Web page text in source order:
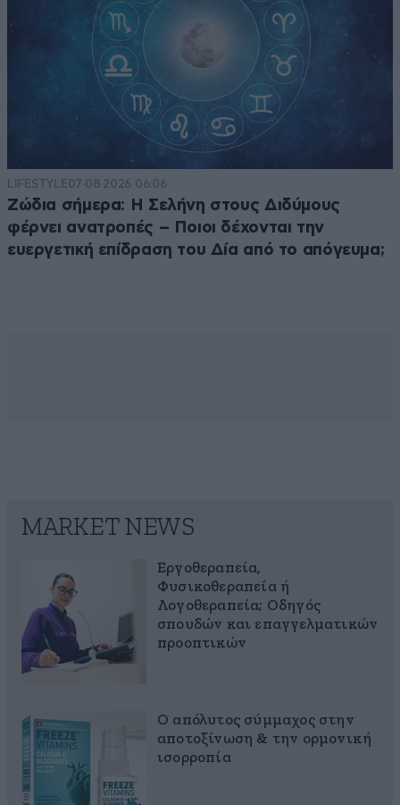
LIFESTYLE07·08·2026 06:06
Ζώδια σήμερα: Η Σελήνη στους Διδύμους
φέρνει ανατροπές – Ποιοι δέχονται την
ευεργετική επίδραση του Δία από το απόγευμα;
MARKET NEWS
Εργοθεραπεία,
Φυσικοθεραπεία ή
Λογοθεραπεία; Οδηγός
σπουδών και επαγγελματικών
προοπτικών
Ο απόλυτος σύμμαχος στην
αποτοξίνωση & την ορμονική
ισορροπία